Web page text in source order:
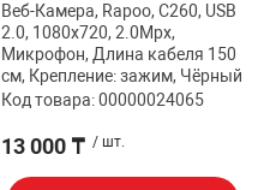
Веб-Камера, Rapoo, C260, USB
2.0, 1080x720, 2.0Mpx,
Микрофон, Длина кабеля 150
см, Крепление: зажим, Чёрный
Код товара: 00000024065
13 000 ₸ / шт.